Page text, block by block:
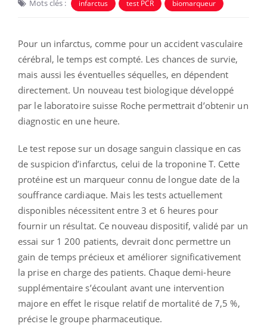
Mots clés : infarctus test PCR biomarqueur
Pour un infarctus, comme pour un accident vasculaire
cérébral, le temps est compté. Les chances de survie,
mais aussi les éventuelles séquelles, en dépendent
directement. Un nouveau test biologique développé
par le laboratoire suisse Roche permettrait d’obtenir un
diagnostic en une heure.
Le test repose sur un dosage sanguin classique en cas
de suspicion d’infarctus, celui de la troponine T. Cette
protéine est un marqueur connu de longue date de la
souffrance cardiaque. Mais les tests actuellement
disponibles nécessitent entre 3 et 6 heures pour
fournir un résultat. Ce nouveau dispositif, validé par un
essai sur 1 200 patients, devrait donc permettre un
gain de temps précieux et améliorer significativement
la prise en charge des patients. Chaque demi-heure
supplémentaire s’écoulant avant une intervention
majore en effet le risque relatif de mortalité de 7,5 %,
précise le groupe pharmaceutique.